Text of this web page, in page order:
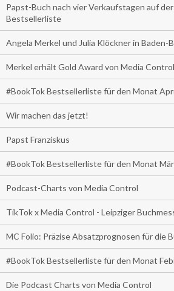
Papst-Buch nach vier Verkaufstagen auf der
Bestsellerliste
Angela Merkel und Julia Klöckner in Baden-
Merkel erhält Gold Award von Media Control
#BookTok Bestsellerliste für den Monat
Wir machen das jetzt!
Papst Franziskus
#BookTok Bestsellerliste für den Monat
Podcast-Charts von Media Control
TikTok x Media Control - Leipziger
MC Folio: Präzise Absatzprognosen für die
#BookTok Bestsellerliste für den Monat
Die Podcast Charts von Media Control